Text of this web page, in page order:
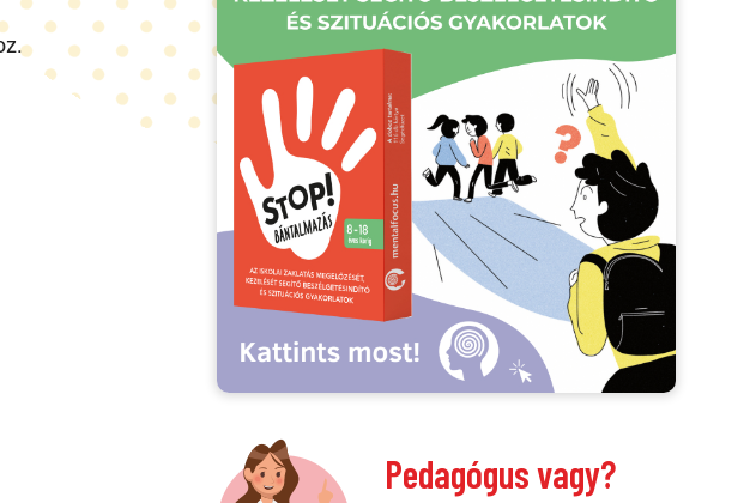
Pedagógus vagy?